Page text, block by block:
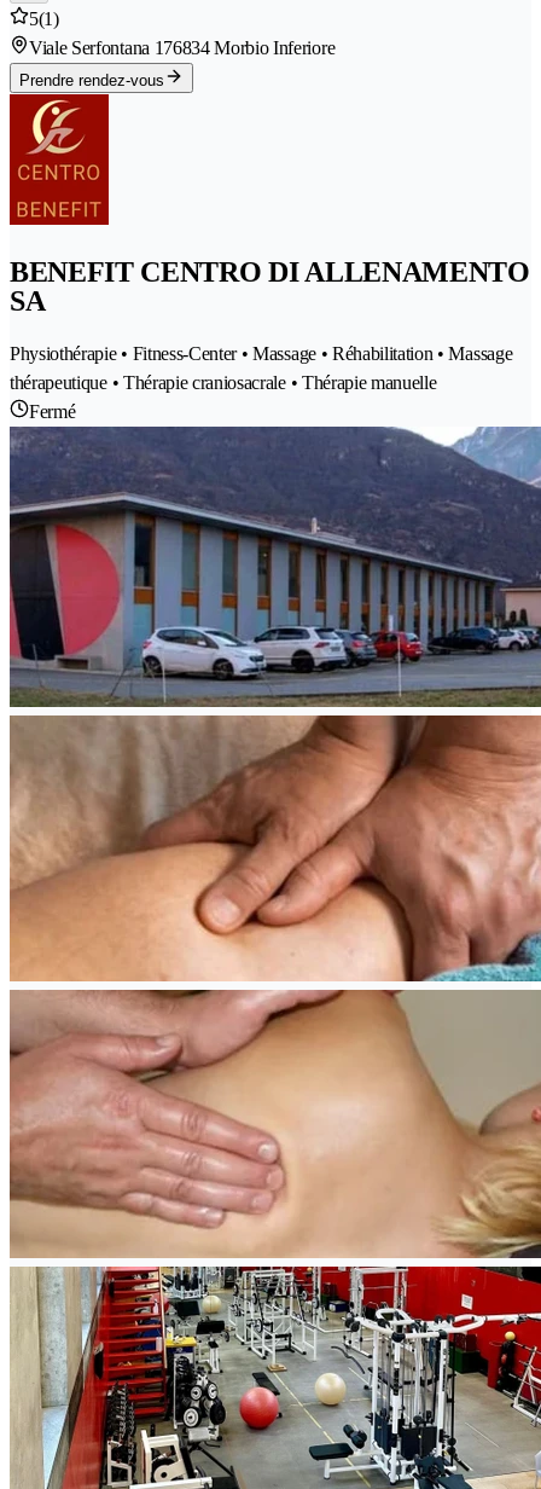
5(1)
Viale Serfontana 176834 Morbio Inferiore
Prendre rendez-vous
BENEFIT CENTRO DI ALLENAMENTO
SA
Physiothérapie • Fitness-Center • Massage • Réhabilitation • Massage
thérapeutique • Thérapie craniosacrale • Thérapie manuelle
Fermé